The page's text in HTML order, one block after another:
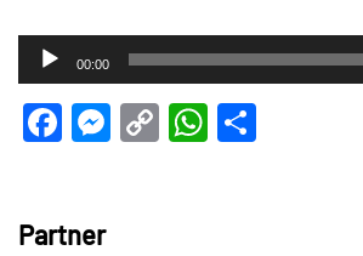
Audio-
Player
00:00
Facebook
Messenger
CopyWhatsApp
Partner